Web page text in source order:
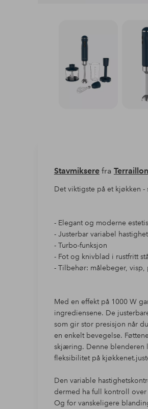
Stavmikserefra Terraillon
Det viktigste på et kjøkken -
- Elegant og moderne
- Justerbar variabel hastighet
- Turbo-funksjon
- Fot og knivblad i rustfritt
- Tilbehør: målebeger,
Med en effekt på 1000 W
ingrediensene. De
som gir stor presisjon når
en enkelt bevegelse.
skjæring. Denne blenderen
fleksibilitet på
Den variable
dermed ha full kontroll
Og for vanskeligere